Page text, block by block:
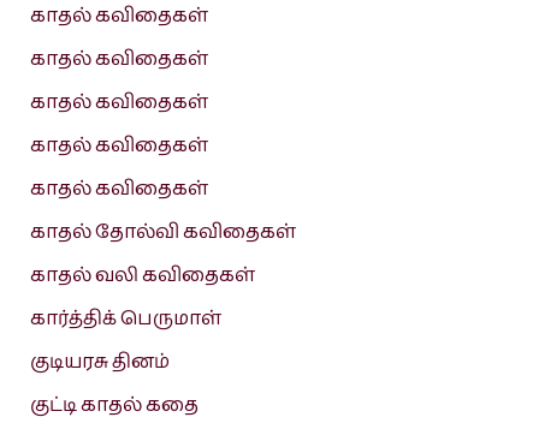
காதல் கவிதைகள்
காதல் கவிதைகள்
காதல் கவிதைகள்
காதல் கவிதைகள்
காதல் கவிதைகள்
காதல் தோல்வி கவிதைகள்
காதல் வலி கவிதைகள்
கார்த்திக் பெருமாள்
குடியரசு தினம்
குட்டி காதல் கதை